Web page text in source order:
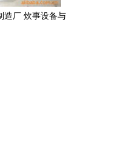
造厂 炊事设备与